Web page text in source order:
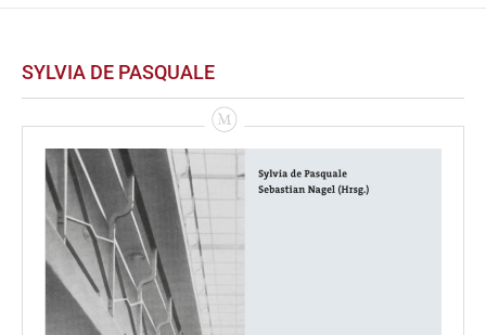
SYLVIA DE PASQUALE